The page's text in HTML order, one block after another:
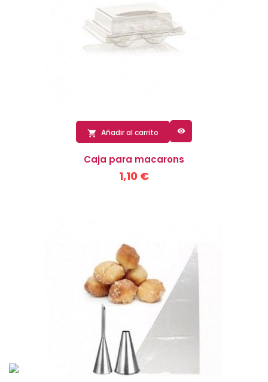
 Añadir al carrito 
Caja para macarons
1,10 €